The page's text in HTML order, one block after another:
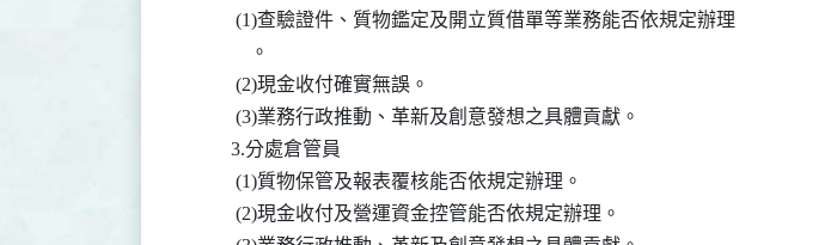
           (1)查驗證件、質物鑑定及開立質借單等業務能否依規定辦理
              。
           (2)現金收付確實無誤。
           (3)業務行政推動、革新及創意發想之具體貢獻。
          3.分處倉管員
           (1)質物保管及報表覆核能否依規定辦理。
           (2)現金收付及營運資金控管能否依規定辦理。